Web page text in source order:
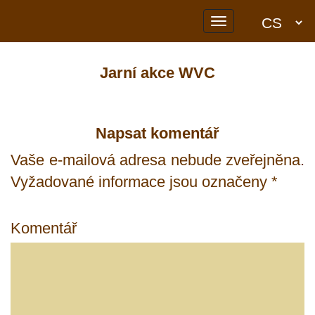
Toggle
Jarní akce WVC
Napsat komentář
Vaše e-mailová adresa nebude zveřejněna.
Vyžadované informace jsou označeny *
Komentář